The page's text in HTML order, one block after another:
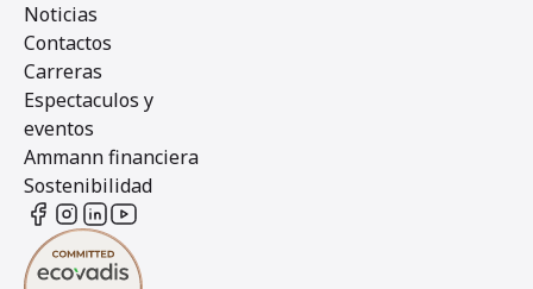
Noticias
Contactos
Carreras
Espectaculos y
eventos
Ammann financiera
Sostenibilidad